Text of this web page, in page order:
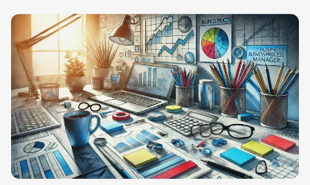
начинающих менеджеров бизнес процессов
Резюме